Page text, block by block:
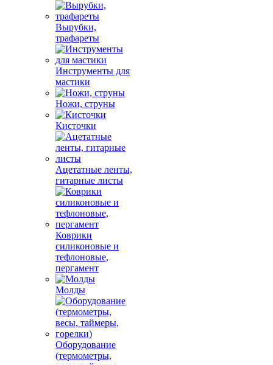
Вырубки,
трафареты
Инструменты для
мастики
Ножи, струны
Кисточки
Ацетатные ленты,
гитарные листы
Коврики
силиконовые и
тефлоновые,
пергамент
Молды
Оборудование
(термометры,